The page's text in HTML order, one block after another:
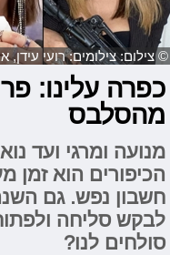
© צילום: צילומים: רועי עידן,
כפרה עלינו:
מהסלבס
מנועה ומרגי ועד
הכיפורים הוא זמן
חשבון נפש. גם
לבקש סליחה
סולחים לנו?